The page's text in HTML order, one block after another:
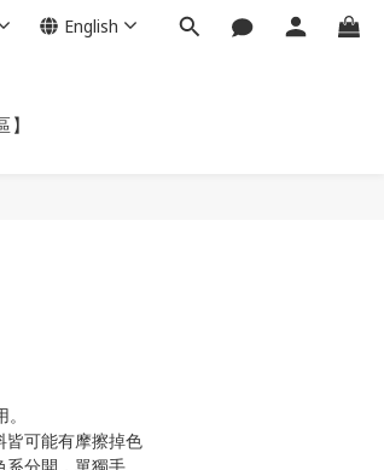
English
可能有摩擦掉色